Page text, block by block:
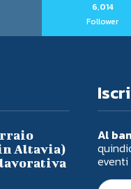
6,014
Follower
Altavia)
Al
eventi